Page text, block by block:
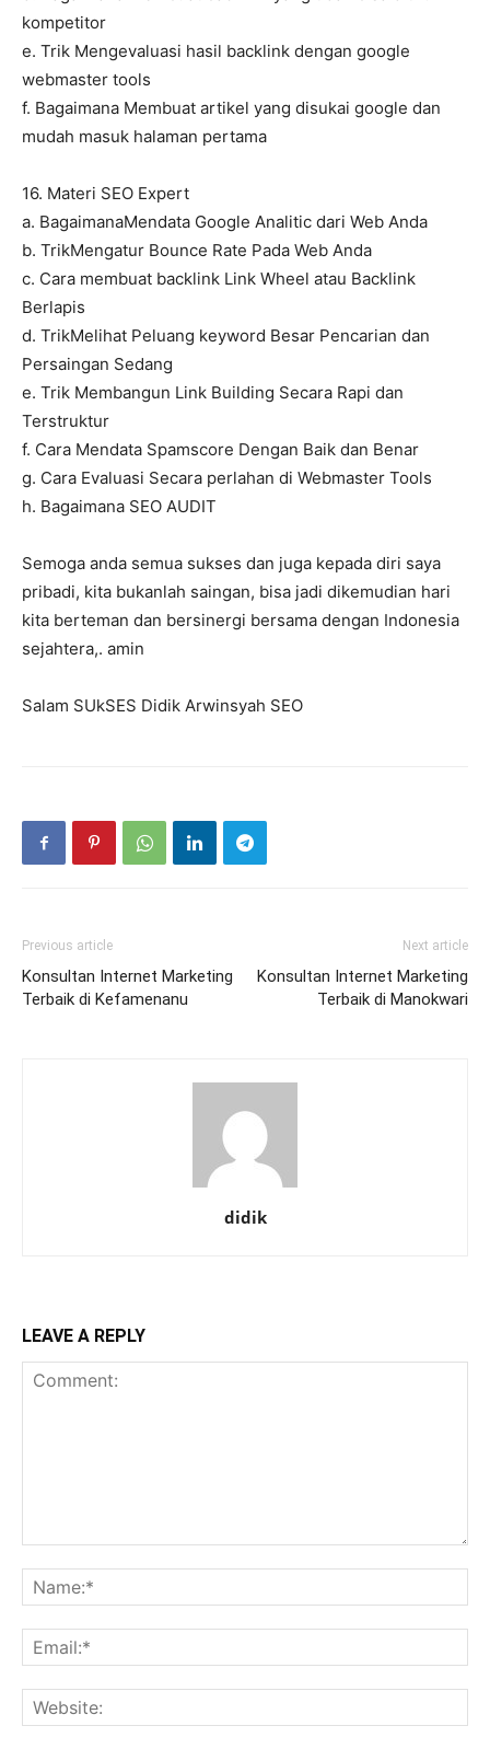
kompetitor
e. Trik Mengevaluasi hasil backlink dengan google
webmaster tools
f. Bagaimana Membuat artikel yang disukai google dan
mudah masuk halaman pertama
16. Materi SEO Expert
a. BagaimanaMendata Google Analitic dari Web Anda
b. TrikMengatur Bounce Rate Pada Web Anda
c. Cara membuat backlink Link Wheel atau Backlink
Berlapis
d. TrikMelihat Peluang keyword Besar Pencarian dan
Persaingan Sedang
e. Trik Membangun Link Building Secara Rapi dan
Terstruktur
f. Cara Mendata Spamscore Dengan Baik dan Benar
g. Cara Evaluasi Secara perlahan di Webmaster Tools
h. Bagaimana SEO AUDIT
Semoga anda semua sukses dan juga kepada diri saya
pribadi, kita bukanlah saingan, bisa jadi dikemudian hari
kita berteman dan bersinergi bersama dengan Indonesia
sejahtera,. amin
Salam SUkSES Didik Arwinsyah SEO
Previous article
Konsultan Internet Marketing
Terbaik di Kefamenanu
Next article
Konsultan Internet Marketing
Terbaik di Manokwari
didik
LEAVE A REPLY